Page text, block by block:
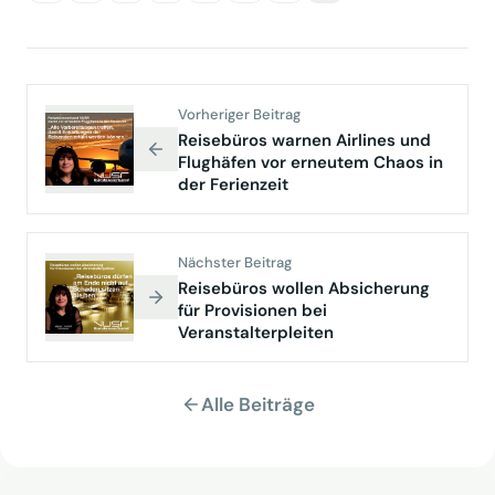
Vorheriger Beitrag
Reisebüros warnen Airlines und
Flughäfen vor erneutem Chaos in
der Ferienzeit
Nächster Beitrag
Reisebüros wollen Absicherung
für Provisionen bei
Veranstalterpleiten
Alle Beiträge